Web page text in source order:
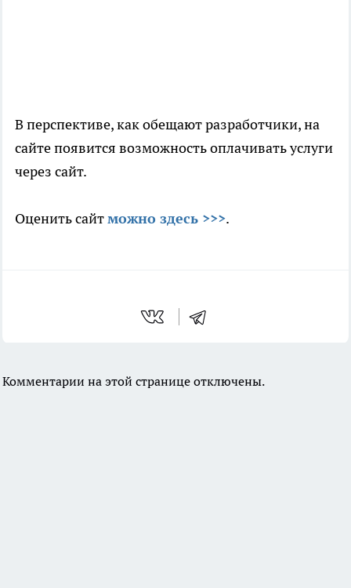
В перспективе, как обещают разработчики, на
сайте появится возможность оплачивать услуги
через сайт.
Оценить сайтможно здесь >>>.
Комментарии на этой странице отключены.